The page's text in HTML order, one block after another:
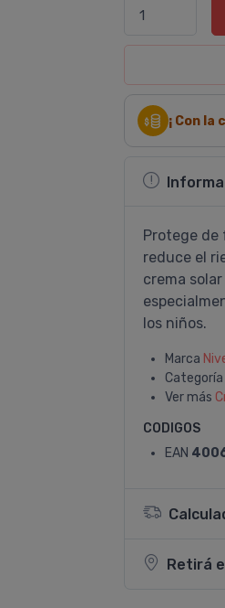
¡ Con
Protege de
reduce el
crema
los niños.
Marca
Categoría
Ver más
CODIGOS
EAN
Retirá